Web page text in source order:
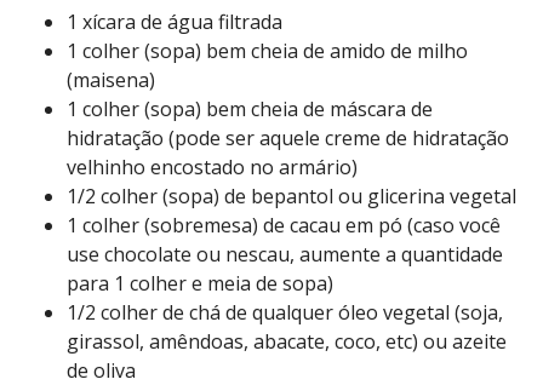
1 xícara de água filtrada
1 colher (sopa) bem cheia de amido de milho
(maisena)
1 colher (sopa) bem cheia de máscara de
hidratação (pode ser aquele creme de hidratação
velhinho encostado no armário)
1/2 colher (sopa) de bepantol ou glicerina vegetal
1 colher (sobremesa) de cacau em pó (caso você
use chocolate ou nescau, aumente a quantidade
para 1 colher e meia de sopa)
1/2 colher de chá de qualquer óleo vegetal (soja,
girassol, amêndoas, abacate, coco, etc) ou azeite
de oliva